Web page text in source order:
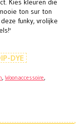
Kies kleuren die
ton sur ton
funky, vrolijke
DYE
, Woonaccessoire,